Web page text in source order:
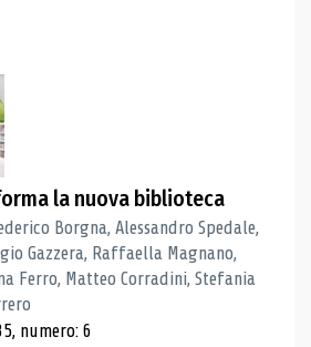
ricerca
la nuova biblioteca
Borgna, Alessandro Spedale,
Gazzera, Raffaella Magnano,
Ferro, Matteo Corradini, Stefania
numero: 6